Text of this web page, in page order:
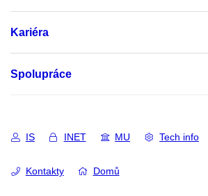
Kariéra
Spolupráce
IS INET MU Tech info
Kontakty Domů